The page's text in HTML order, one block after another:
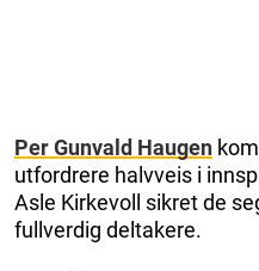
Per Gunvald Haugen
utfordrere halvveis i
Asle Kirkevoll sikret de
fullverdig deltakere.